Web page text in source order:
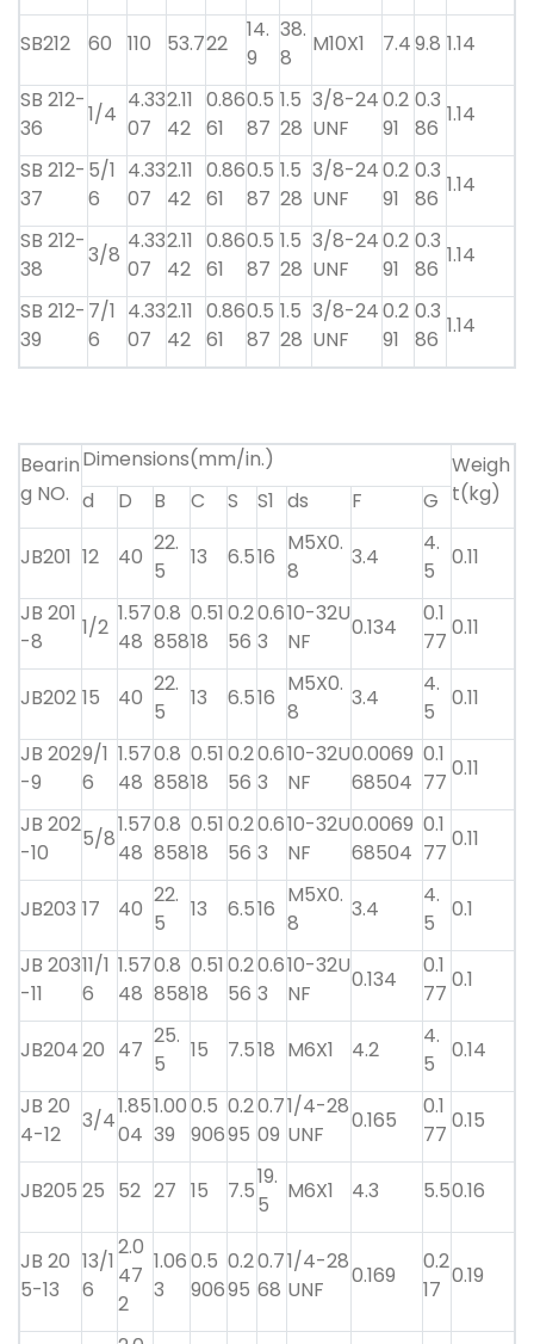
SB212 60 110 53.722
14.
9
38.
8
M10X1 7.49.8 1.14
SB 212-
36
1/4
4.33
07
2.11
42
0.86
61
0.5
87
1.5
28
3/8-24
UNF
0.2
91
0.3
86
1.14
SB 212-
37
5/1
6
4.33
07
2.11
42
0.86
61
0.5
87
1.5
28
3/8-24
UNF
0.2
91
0.3
86
1.14
SB 212-
38
3/8
4.33
07
2.11
42
0.86
61
0.5
87
1.5
28
3/8-24
UNF
0.2
91
0.3
86
1.14
SB 212-
39
7/1
6
4.33
07
2.11
42
0.86
61
0.5
87
1.5
28
3/8-24
UNF
0.2
91
0.3
86
1.14
Bearin
g NO.
Dimensions(mm/in.)
Weigh
t(kg)
d D B C S S1 ds F G
JB201 12 40
22.
5
13 6.516
M5X0.
8
3.4
4.
5
0.11
JB 201
-8
1/2
1.57
48
0.8
858
0.51
18
0.2
56
0.6
3
10-32U
NF
0.134
0.1
77
0.11
JB202 15 40
22.
5
13 6.516
M5X0.
8
3.4
4.
5
0.11
JB 202
-9
9/1
6
1.57
48
0.8
858
0.51
18
0.2
56
0.6
3
10-32U
NF
0.0069
68504
0.1
77
0.11
JB 202
-10
5/8
1.57
48
0.8
858
0.51
18
0.2
56
0.6
3
10-32U
NF
0.0069
68504
0.1
77
0.11
JB203 17 40
22.
5
13 6.516
M5X0.
8
3.4
4.
5
0.1
JB 203
-11
11/1
6
1.57
48
0.8
858
0.51
18
0.2
56
0.6
3
10-32U
NF
0.134
0.1
77
0.1
JB20420 47
25.
5
15 7.518 M6X1 4.2
4.
5
0.14
JB 20
4-12
3/4
1.85
04
1.00
39
0.5
906
0.2
95
0.7
09
1/4-28
UNF
0.165
0.1
77
0.15
JB205 25 52 27 15 7.5
19.
5
M6X1 4.3 5.50.16
JB 20
5-13
13/1
6
2.0
47
2
1.06
3
0.5
906
0.2
95
0.7
68
1/4-28
UNF
0.169
0.2
17
0.19